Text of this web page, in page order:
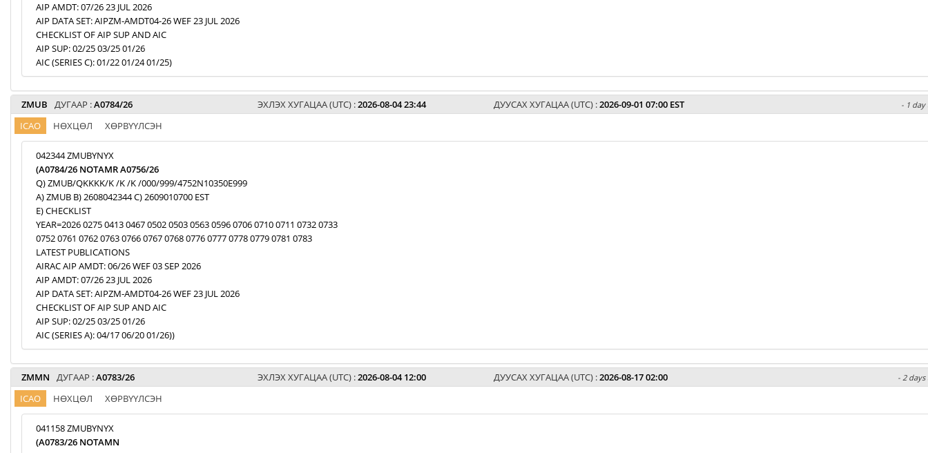
AIP AMDT: 07/26 23 JUL 2026
AIP DATA SET: AIPZM-AMDT04-26 WEF 23 JUL 2026
CHECKLIST OF AIP SUP AND AIC
AIP SUP: 02/25 03/25 01/26
AIC (SERIES C): 01/22 01/24 01/25)
ZMUB ДУГААР :A0784/26 ЭХЛЭХ ХУГАЦАА (UTC) :2026-08-04 23:44 ДУУСАХ ХУГАЦАА (UTC) :2026-09-01 07:00 EST - 1 day
ICAO НӨХЦӨЛ ХӨРВҮҮЛСЭН
042344 ZMUBYNYX
(A0784/26 NOTAMR A0756/26
Q) ZMUB/QKKKK/K /K /K /000/999/4752N10350E999
A) ZMUB B) 2608042344 C) 2609010700 EST
E) CHECKLIST
YEAR=2026 0275 0413 0467 0502 0503 0563 0596 0706 0710 0711 0732 0733
0752 0761 0762 0763 0766 0767 0768 0776 0777 0778 0779 0781 0783
LATEST PUBLICATIONS
AIRAC AIP AMDT: 06/26 WEF 03 SEP 2026
AIP AMDT: 07/26 23 JUL 2026
AIP DATA SET: AIPZM-AMDT04-26 WEF 23 JUL 2026
CHECKLIST OF AIP SUP AND AIC
AIP SUP: 02/25 03/25 01/26
AIC (SERIES A): 04/17 06/20 01/26))
ZMMN ДУГААР :A0783/26 ЭХЛЭХ ХУГАЦАА (UTC) :2026-08-04 12:00 ДУУСАХ ХУГАЦАА (UTC) :2026-08-17 02:00 - 2 days
ICAO НӨХЦӨЛ ХӨРВҮҮЛСЭН
041158 ZMUBYNYX
(A0783/26 NOTAMN